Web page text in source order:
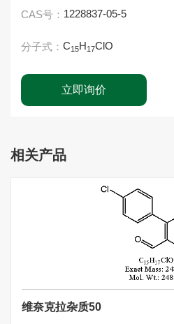
CAS号： 1228837-05-5
分子式： C15H17ClO
立即询价
相关产品
维奈克拉杂质50